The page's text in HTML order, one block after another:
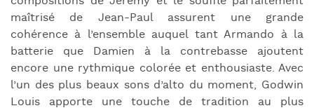
maîtrisé de Jean-Paul assurent une grande
cohérence à l’ensemble auquel tant Armando à la
batterie que Damien à la contrebasse ajoutent
encore une rythmique colorée et enthousiaste. Avec
l’un des plus beaux sons d’alto du moment, Godwin
Louis apporte une touche de tradition au plus